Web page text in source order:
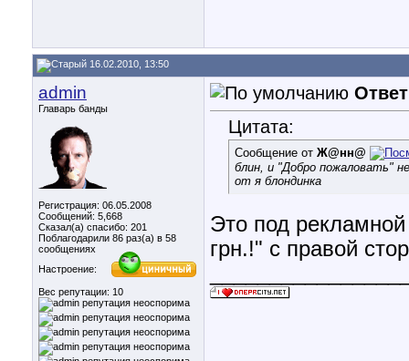
16.02.2010, 13:50
admin
Главарь банды
Регистрация: 06.05.2008
Сообщений: 5,668
Сказал(а) спасибо: 201
Поблагодарили 86 раз(а) в 58
сообщениях
Настроение:
Вес репутации: 10
Цитата:
Сообщение от Ж@нн@
блин, и "Добро пожаловать"
от я блондинка
Это под
грн.!" с правой